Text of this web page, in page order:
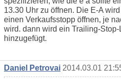
13.30 Uhr zu öffnen. Die E-A
einen Verkaufsstopp öffnen, je
wird. dann wird ein Trailing-
hinzugefügt.
Daniel Petrovai 2014.03.01